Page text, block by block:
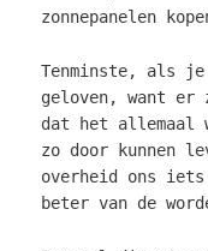
zonnepanelen
Tenminste, als je
geloven, want er
dat het allemaal
zo door kunnen
overheid ons
beter van de